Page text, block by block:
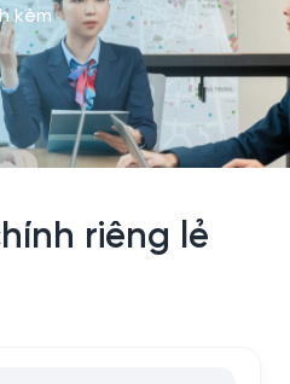
kèm
riêng lẻ